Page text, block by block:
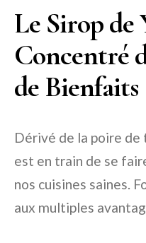
Le Sirop de
Concentré
de Bienfaits
Dérivé de la poire de
est en train de se
nos cuisines saines.
aux multiples